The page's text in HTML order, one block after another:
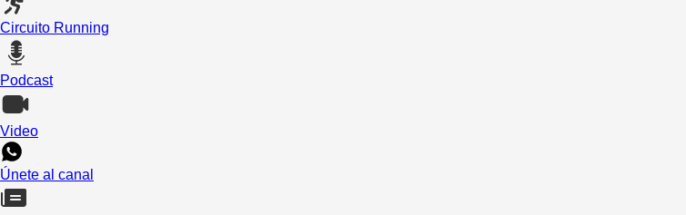
Circuito Running
Podcast
Video
Únete al canal